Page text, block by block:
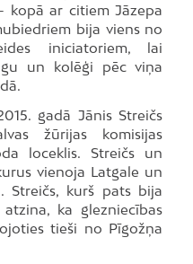
kopā ar citiem Jāzepa
bija viens no
iniciatoriem, lai
un kolēģi pēc viņa
gadā Jānis Streičs
žūrijas komisijas
loceklis. Streičs un
vienoja Latgale un
Streičs, kurš pats bija
ka glezniecības
tieši no Pīgožņa